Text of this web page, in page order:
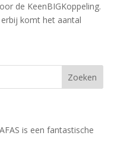
de KeenBIGKoppeling.
komt het aantal
is een fantastische